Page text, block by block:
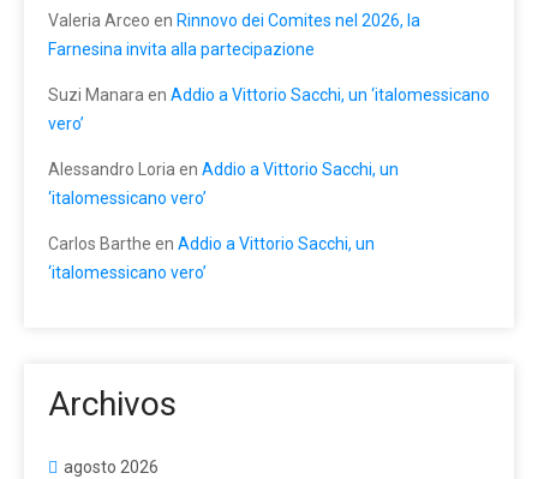
Valeria Arceo en Rinnovo dei Comites nel 2026, la
Farnesina invita alla partecipazione
Suzi Manara en Addio a Vittorio Sacchi, un ‘italomessicano
vero’
Alessandro Loria en Addio a Vittorio Sacchi, un
‘italomessicano vero’
Carlos Barthe en Addio a Vittorio Sacchi, un
‘italomessicano vero’
Archivos
agosto 2026